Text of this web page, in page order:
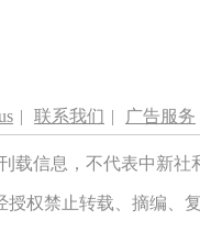
| 联系我们 | 广告服务
载信息，不代表中新
授权禁止转载、摘编、